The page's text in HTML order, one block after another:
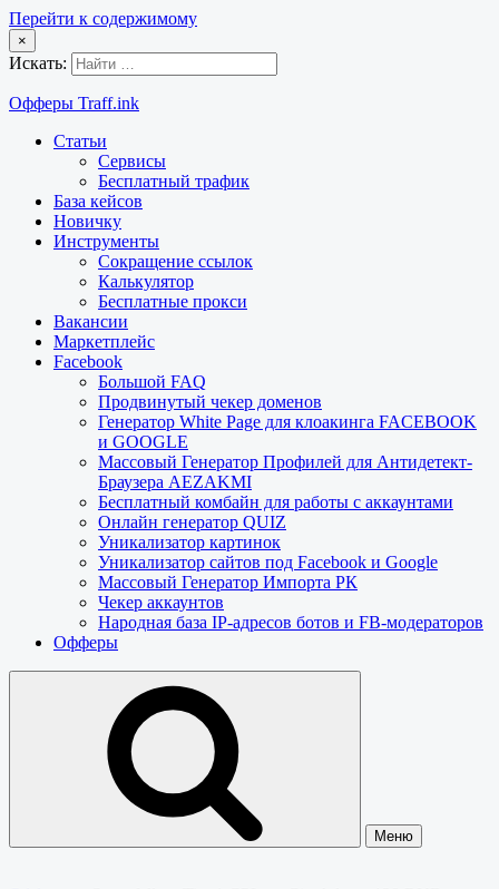
Перейти к содержимому
×
Искать:
Офферы Traff.ink
Статьи
Сервисы
Бесплатный трафик
База кейсов
Новичку
Инструменты
Сокращение ссылок
Калькулятор
Бесплатные прокси
Вакансии
Маркетплейс
Facebook
Большой FAQ
Продвинутый чекер доменов
Генератор White Page для клоакинга FACEBOOK
и GOOGLE
Массовый Генератор Профилей для Антидетект-
Браузера AEZAKMI
Бесплатный комбайн для работы с аккаунтами
Онлайн генератор QUIZ
Уникализатор картинок
Уникализатор сайтов под Facebook и Google
Массовый Генератор Импорта РК
Чекер аккаунтов
Народная база IP-адресов ботов и FB-модераторов
Офферы
Меню